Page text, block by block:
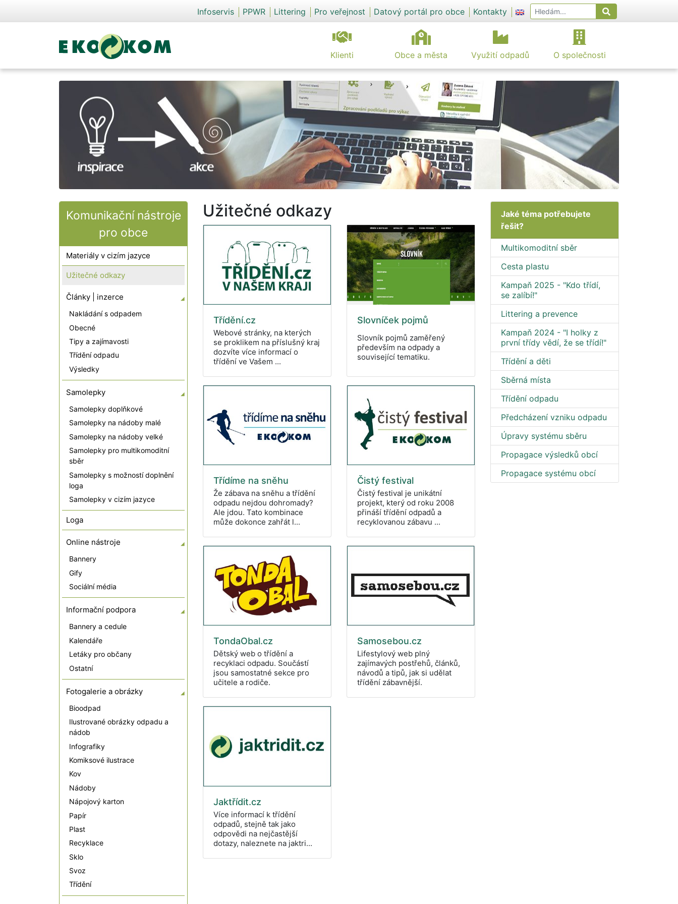
Infoservis PPWR Littering Pro veřejnost Datový portál pro obce Kontakty
Klienti Obce a města Využití odpadů O společnosti
Komunikační nástroje
pro obce
Materiály v cizím jazyce
Užitečné odkazy
Články | inzerce
Nakládání s odpadem
Obecné
Tipy a zajímavosti
Třídění odpadu
Výsledky
Samolepky
Samolepky doplňkové
Samolepky na nádoby malé
Samolepky na nádoby velké
Samolepky pro multikomoditní
sběr
Samolepky s možností doplnění
loga
Samolepky v cizím jazyce
Loga
Online nástroje
Bannery
Gify
Sociální média
Informační podpora
Bannery a cedule
Kalendáře
Letáky pro občany
Ostatní
Fotogalerie a obrázky
Bioodpad
Ilustrované obrázky odpadu a
nádob
Infografiky
Komiksové ilustrace
Kov
Nádoby
Nápojový karton
Papír
Plast
Recyklace
Sklo
Svoz
Třídění
Užitečné odkazy
Třídění.cz
Webové stránky, na kterých
se proklikem na příslušný kraj
dozvíte více informací o
třídění ve Vašem ...
Slovníček pojmů
Slovník pojmů zaměřený
především na odpady a
související tematiku.
Třídíme na sněhu
Že zábava na sněhu a třídění
odpadu nejdou dohromady?
Ale jdou. Tato kombinace
může dokonce zahřát l...
Čistý festival
Čistý festival je unikátní
projekt, který od roku 2008
přináší třídění odpadů a
recyklovanou zábavu ...
TondaObal.cz
Dětský web o třídění a
recyklaci odpadu. Součástí
jsou samostatné sekce pro
učitele a rodiče.
Samosebou.cz
Lifestylový web plný
zajímavých postřehů, článků,
návodů a tipů, jak si udělat
třídění zábavnější.
Jaktřídit.cz
Více informací k třídění
odpadů, stejně tak jako
odpovědi na nejčastější
dotazy, naleznete na jaktri...
Jaké téma potřebujete
řešit?
Multikomoditní sběr
Cesta plastu
Kampaň 2025 - "Kdo třídí,
se zalíbí!"
Littering a prevence
Kampaň 2024 - "I holky z
první třídy vědí, že se třídí!"
Třídění a děti
Sběrná místa
Třídění odpadu
Předcházení vzniku odpadu
Úpravy systému sběru
Propagace výsledků obcí
Propagace systému obcí